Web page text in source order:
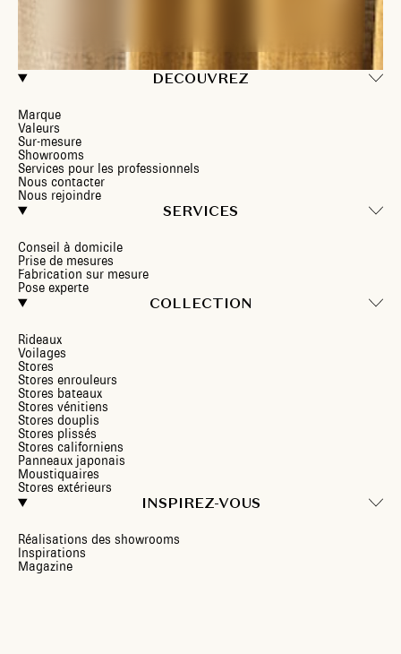
DECOUVREZ
Marque
Valeurs
Sur-mesure
Showrooms
Services pour les professionnels
Nous contacter
Nous rejoindre
SERVICES
Conseil à domicile
Prise de mesures
Fabrication sur mesure
Pose experte
COLLECTION
Rideaux
Voilages
Stores
Stores enrouleurs
Stores bateaux
Stores vénitiens
Stores douplis
Stores plissés
Stores californiens
Panneaux japonais
Moustiquaires
Stores extérieurs
INSPIREZ-VOUS
Réalisations des showrooms
Inspirations
Magazine